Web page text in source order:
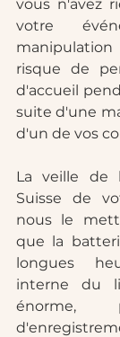
vous n'avez
votre
manipulation
risque de
d'accueil
suite d'une
d'un de vos
La veille de
Suisse de
nous le
que la
longues
interne du